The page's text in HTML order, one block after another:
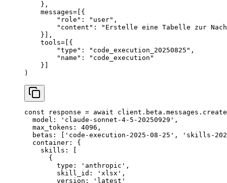
    },
    messages
= [{
        "role"
: "user" ,
        "content"
:
"Erstelle eine Tabelle zur
    }],
    tools
= [{
        "type"
: "code_execution_20250825" ,
        "name"
:
"code_execution"
    }]
)
const response = await client.beta.messages. create
  model:
'claude-sonnet-4-5-20250929' ,
  max_tokens:
4096 ,
  betas: [
'code-execution-2025-08-25' ,
'skills-
  container: {
    skills: [
      {
        type:
'anthropic' ,
        skill_id:
'xlsx' ,
        version:
'latest'